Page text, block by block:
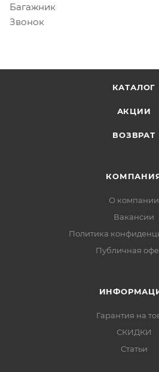
Багажник
Звонок
КАТАЛОГ
АКЦИИ
ВОЗВРАТ
О компании
Вакансии
Политика
Публичная
Гарантия на
СКИДКИ
Статьи